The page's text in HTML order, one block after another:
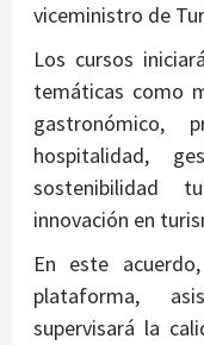
viceministro de
Los cursos
temáticas como
hospitalidad,
sostenibilidad
innovación en
En este
plataforma,
supervisará la